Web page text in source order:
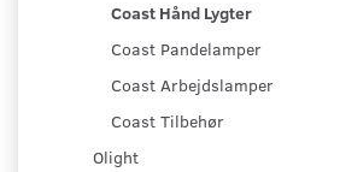
Coast Hånd Lygter
Coast Pandelamper
Coast Arbejdslamper
Coast Tilbehør
Olight